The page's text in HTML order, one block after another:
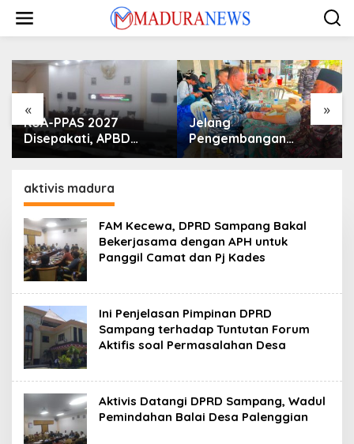
konten
« »
KUA-PPAS 2027
Disepakati, APBD
Sampang Defisit Rp
Jelang
Pengembangan
Lapangan Hidayah,
Nelayan Sampang
aktivis madura
FAM Kecewa, DPRD Sampang Bakal
Bekerjasama dengan APH untuk
Panggil Camat dan Pj Kades
Ini Penjelasan Pimpinan DPRD
Sampang terhadap Tuntutan Forum
Aktifis soal Permasalahan Desa
Aktivis Datangi DPRD Sampang, Wadul
Pemindahan Balai Desa Palenggian